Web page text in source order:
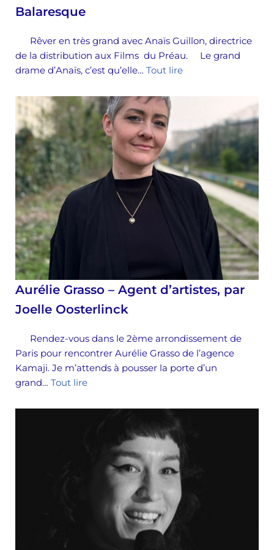
Balaresque
Rêver en très grand avec Anaïs Guillon, directrice
de la distribution aux Films du Préau. Le grand
drame d’Anaïs, c’est qu’elle… Tout lire
Aurélie Grasso – Agent d’artistes, par
Joelle Oosterlinck
Rendez-vous dans le 2ème arrondissement de
Paris pour rencontrer Aurélie Grasso de l’agence
Kamaji. Je m’attends à pousser la porte d’un
grand… Tout lire